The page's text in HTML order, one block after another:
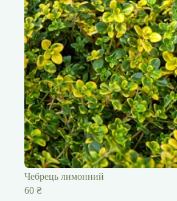
Чебрець лимонний
60 ₴